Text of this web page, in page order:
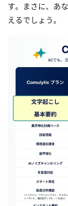
す。まさに、あ
えるでしょう。